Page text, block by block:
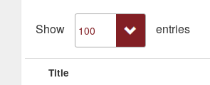
Show entries
Title